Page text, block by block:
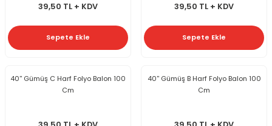
39,50 TL + KDV
Sepete Ekle
39,50 TL + KDV
Sepete Ekle
40'' Gümüş C Harf Folyo Balon 100
Cm
40'' Gümüş B Harf Folyo Balon 100
Cm